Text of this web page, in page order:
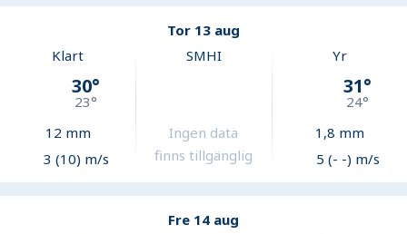
Tor 13 aug
Klart
30°
23°
12 mm
3 (10) m/s
SMHI
Ingen data
finns tillgänglig
Yr
31°
24°
1,8 mm
5 (- -) m/s
Fre 14 aug